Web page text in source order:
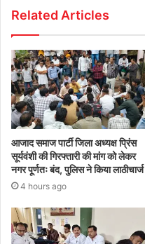
Related Articles
आजाद समाज पार्टी जिला अध्यक्ष प्रिंस
सूर्यवंशी की गिरफ्तारी की मांग को लेकर
नगर पूर्णतः बंद, पुलिस ने किया लाठीचार्ज
4 hours ago